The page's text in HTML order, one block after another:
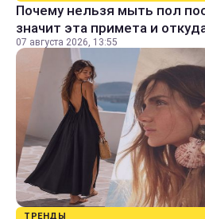
Почему нельзя мыть пол
значит эта примета и
07 августа 2026, 13:55
ТРЕНДЫ